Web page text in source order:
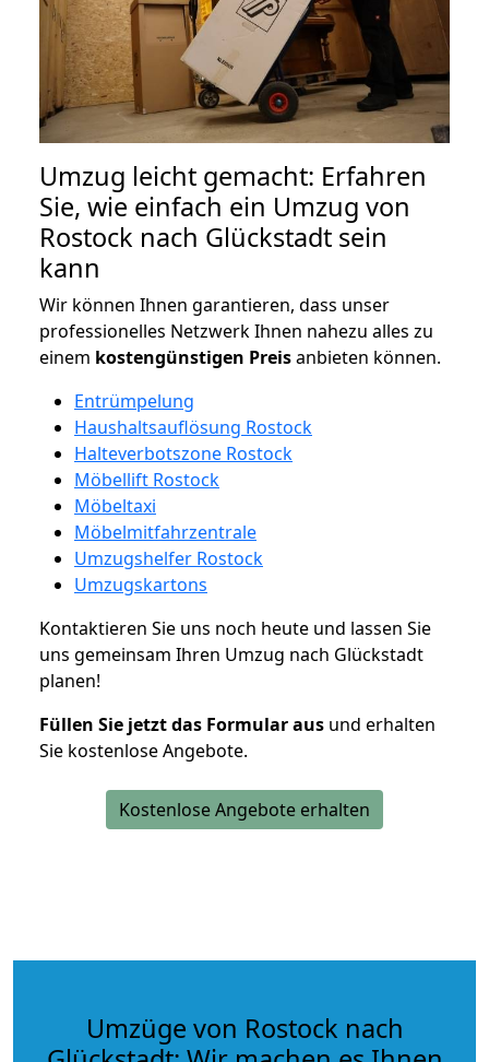
Umzug leicht gemacht: Erfahren
Sie, wie einfach ein Umzug von
Rostock nach Glückstadt sein
kann
Wir können Ihnen garantieren, dass unser
professionelles Netzwerk Ihnen nahezu alles zu
einem kostengünstigen Preisanbieten können.
Entrümpelung
Haushaltsauflösung Rostock
Halteverbotszone Rostock
Möbellift Rostock
Möbeltaxi
Möbelmitfahrzentrale
Umzugshelfer Rostock
Umzugskartons
Kontaktieren Sie uns noch heute und lassen Sie
uns gemeinsam Ihren Umzug nach Glückstadt
planen!
Füllen Sie jetzt das Formular aus und erhalten
Sie kostenlose Angebote.
Kostenlose Angebote erhalten
Umzüge von Rostock nach